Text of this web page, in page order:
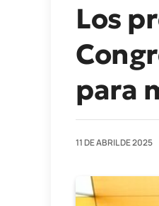
Los
para
11 DE ABRIL DE 2025